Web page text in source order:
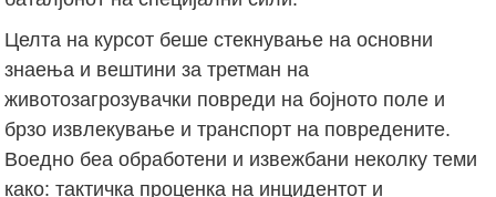
Целта на курсот беше стекнување на основни
знаења и вештини за третман на
животозагрозувачки повреди на бојното поле и
брзо извлекување и транспорт на повредените.
Воедно беа обработени и извежбани неколку теми
како: тактичка проценка на инцидентот и